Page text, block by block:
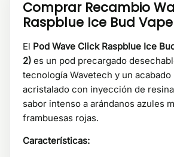
Comprar Recambio
Raspblue Ice Bud
El Pod Wave Click Raspblue Ice
2) es un pod precargado
tecnología Wavetech y un acabado
acristalado con inyección de
sabor intenso a arándanos azules
frambuesas rojas.
Características: